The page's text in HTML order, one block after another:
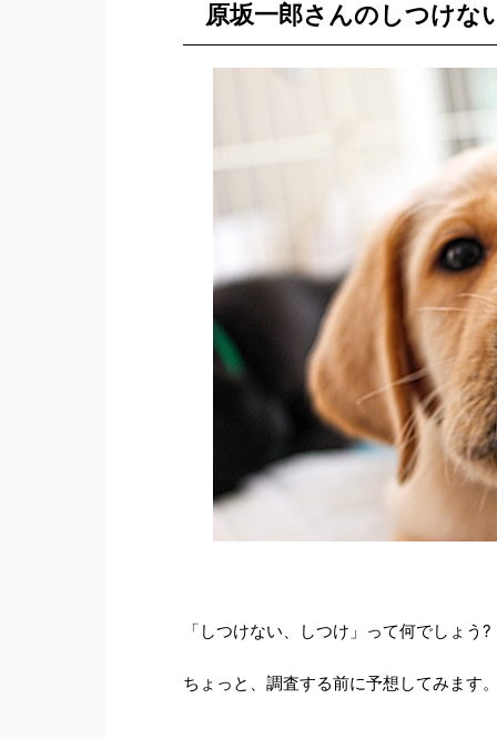
原坂一郎さんのしつけな
「しつけない、しつけ」って何でしょう?
ちょっと、調査する前に予想してみます